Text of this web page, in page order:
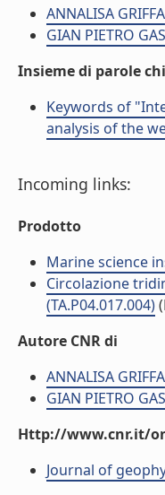
ANNALISA GRIFFA
GIAN PIETRO
Insieme di parole
Keywords of
analysis of the
Incoming links:
Prodotto
Marine science
Circolazione
(TA.P04.017.004)
Autore CNR di
ANNALISA GRIFFA
GIAN PIETRO
Http://www.cnr.it/
Journal of